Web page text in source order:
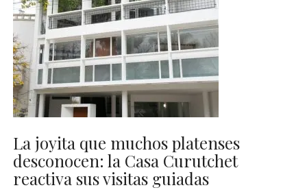
La joyita que muchos platenses
desconocen: la Casa Curutchet
reactiva sus visitas guiadas